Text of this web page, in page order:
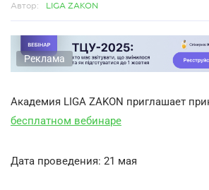
Автор: LIGA ZAKON
Реклама
Академия LIGA ZAKON приглашает
бесплатном вебинаре
Дата проведения: 21 мая